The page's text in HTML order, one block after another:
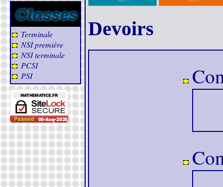
Terminale
NSI première
NSI terminale
PCSI
PSI
Devoirs